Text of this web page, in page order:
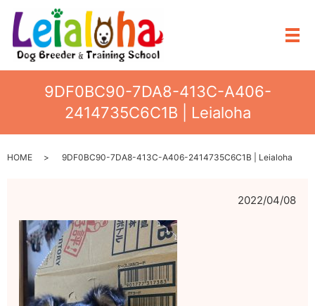
メ
9DF0BC90-7DA8-413C-A406-
2414735C6C1B | Leialoha
HOME 9DF0BC90-7DA8-413C-A406-2414735C6C1B | Leialoha
2022/04/08